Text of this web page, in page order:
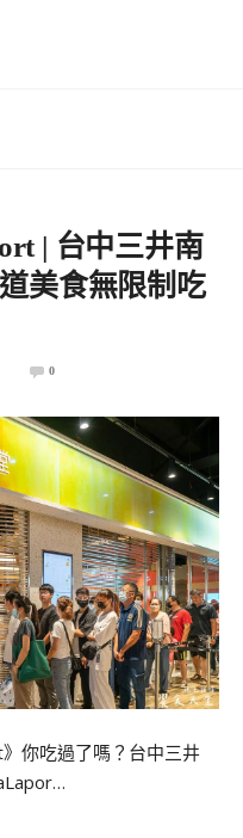
| 台中三井南
美食無限制吃
0
你吃過了嗎？台中三井